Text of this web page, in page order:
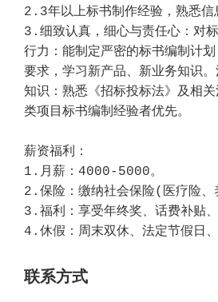
2.3年以上标书制作经验，熟悉信
3.细致认真，细心与责任心：对
行力：能制定严密的标书编制计
要求，学习新产品、新业务知识
知识：熟悉《招标投标法》及相
类项目标书编制经验者优先。
薪资福利：
1.月薪：4000-5000。
2.保险：缴纳社会保险(医疗险
3.福利：享受年终奖、话费补贴
4.休假：周末双休、法定节假日、
联系方式